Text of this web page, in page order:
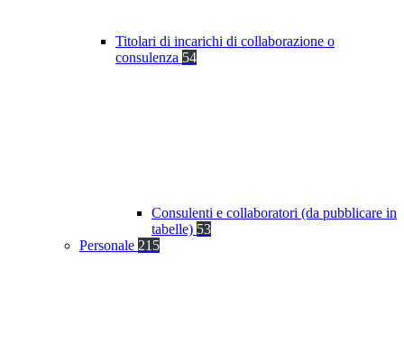
Titolari di incarichi di collaborazione o
consulenza 54
Consulenti e collaboratori (da pubblicare in
tabelle) 53
Personale 215